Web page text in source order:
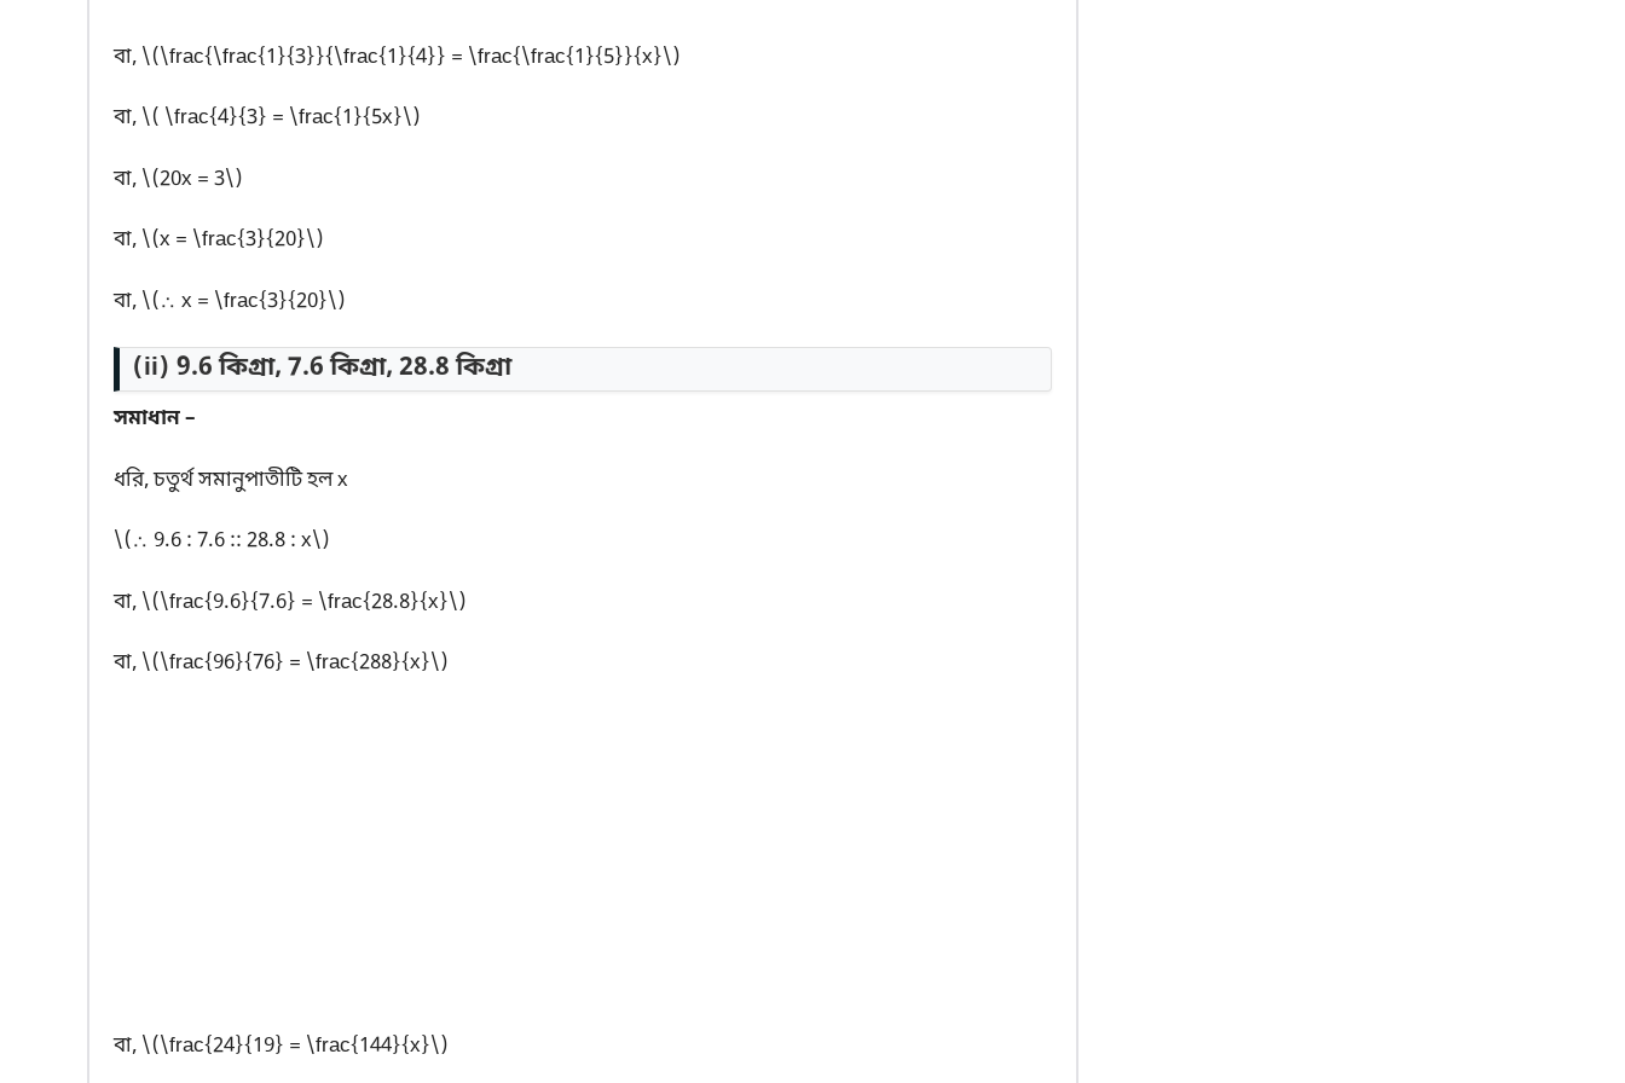
বা, \(\frac{\frac{1}{3}}{\frac{1}{4}} = \frac{\frac{1}{5}}{x}\)
বা, \( \frac{4}{3} = \frac{1}{5x}\)
বা, \(20x = 3\)
বা, \(x = \frac{3}{20}\)
বা, \(∴ x = \frac{3}{20}\)
(ii) 9.6 কিগ্রা, 7.6 কিগ্রা, 28.8 কিগ্রা
সমাধান –
ধরি, চতুর্থ সমানুপাতীটি হল x
\(∴ 9.6 : 7.6 :: 28.8 : x\)
বা, \(\frac{9.6}{7.6} = \frac{28.8}{x}\)
বা, \(\frac{96}{76} = \frac{288}{x}\)
বা, \(\frac{24}{19} = \frac{144}{x}\)